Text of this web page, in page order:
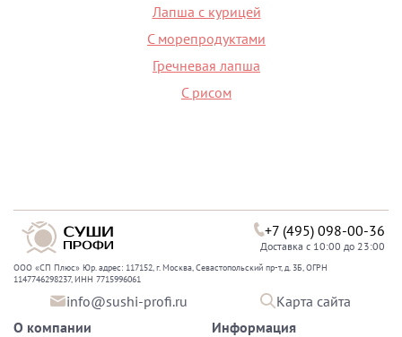
Лапша с курицей
С морепродуктами
Гречневая лапша
С рисом
+7 (495) 098-00-36
Доставка с 10:00 до 23:00
ООО «СП Плюс» Юр. адрес: 117152, г. Москва, Севастопольский пр-т, д. 3Б, ОГРН
1147746298237, ИНН 7715996061
info@sushi-profi.ru
Карта сайта
О компании
Информация